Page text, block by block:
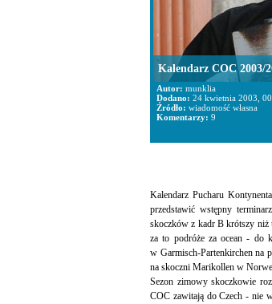
Kalendarz Pucharu
przedstawić wstępny
skoczków z kadr B krótszy niż
za to podróże za ocean - do
w Garmisch-Partenkirchen na
na skoczni Marikollen w
Sezon zimowy skoczkowie
COC zawitają do Czech - nie
Kalendarz COC 2003/
Autor: munklia
Dodano: 24 kwietnia 2003,
Źródło: wiadomość własna
Komentarzy: 9